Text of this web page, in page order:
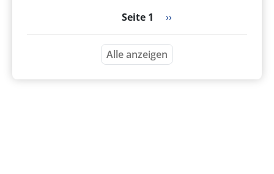
Seitennummerierung
Seite 1 Nächste Seite
››
Alle anzeigen